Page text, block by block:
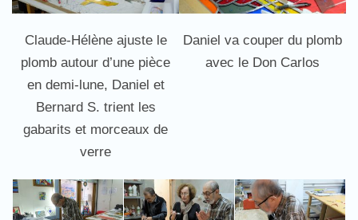
Claude-Hélène ajuste le
plomb autour d’une pièce
en demi-lune, Daniel et
Bernard S. trient les
gabarits et morceaux de
verre
Daniel va couper du plomb
avec le Don Carlos